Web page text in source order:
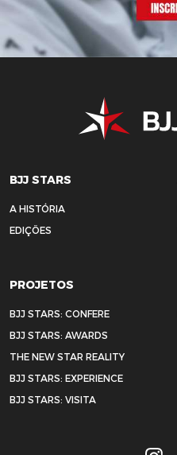
BJJ STARS
A HISTÓRIA
EDIÇÕES
PROJETOS
BJJ STARS: CONFERE
BJJ STARS: AWARDS
THE NEW STAR REALITY
BJJ STARS: EXPERIENCE
BJJ STARS: VISITA